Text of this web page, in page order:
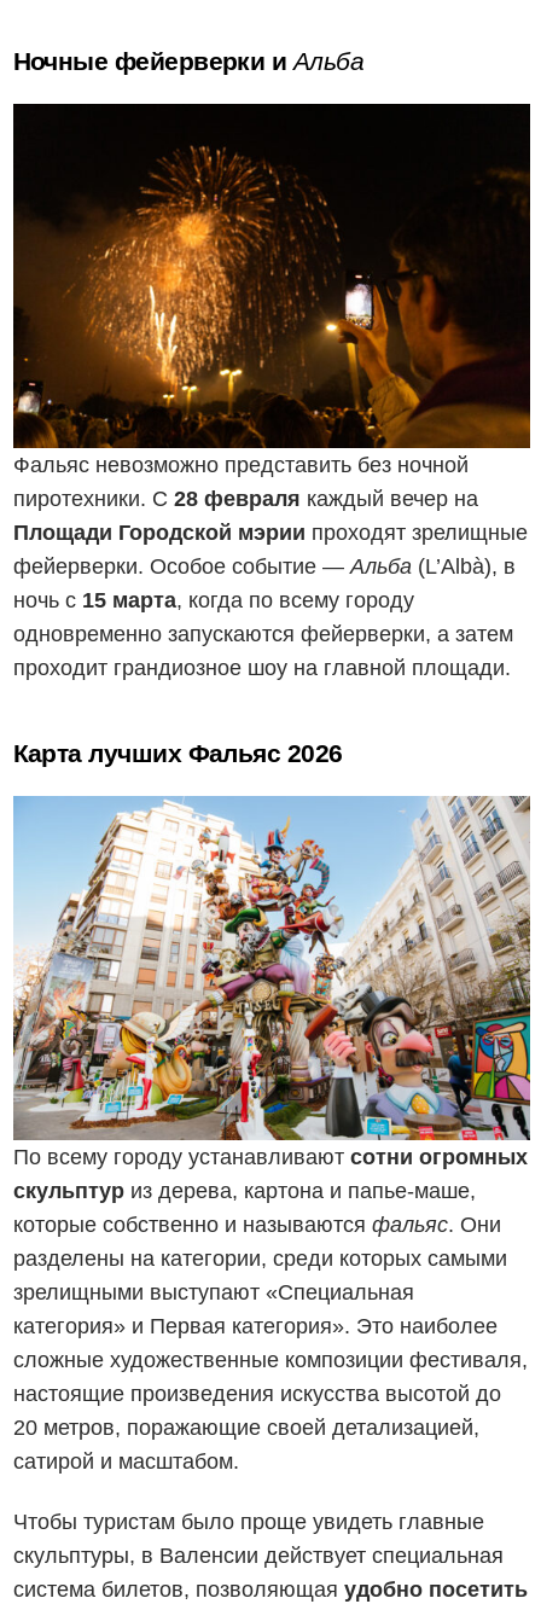
Ночные фейерверки иАльба
Фальяс невозможно представить без ночной
пиротехники. С 28 февраля каждый вечер на
Площади Городской мэрии проходят зрелищные
фейерверки. Особое событие —Альба(L’Albà), в
ночь с 15 марта, когда по всему городу
одновременно запускаются фейерверки, а затем
проходит грандиозное шоу на главной площади.
Карта лучших Фальяс 2026
По всему городу устанавливают сотни огромных
скульптур из дерева, картона и папье-маше,
которые собственно и называются фальяс. Они
разделены на категории, среди которых самыми
зрелищными выступают «Специальная
категория» и Первая категория». Это наиболее
сложные художественные композиции фестиваля,
настоящие произведения искусства высотой до
20 метров, поражающие своей детализацией,
сатирой и масштабом.
Чтобы туристам было проще увидеть главные
скульптуры, в Валенсии действует специальная
система билетов, позволяющая удобно посетить